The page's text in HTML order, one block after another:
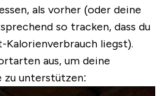
als vorher (oder deine
so tracken, dass du
Kalorienverbrauch liegst).
aus, um deine
zu unterstützen: